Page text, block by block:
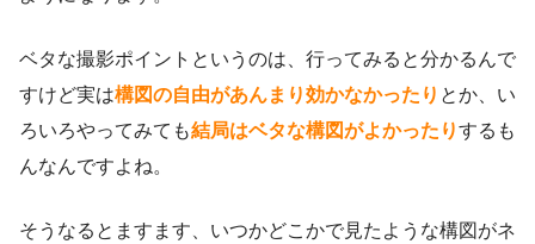
ベタな撮影ポイントというのは、行ってみると分かるんで
すけど実は構図の自由があんまり効かなかったり とか、い
ろいろやってみても結局はベタな構図がよかったりするも
んなんですよね。
そうなるとますます、いつかどこかで見たような構図がネ